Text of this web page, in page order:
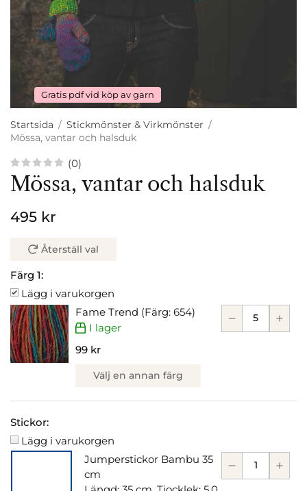
Gratis pdf vid köp av garn
Startsida / Stickmönster & Virkmönster /
Mössa, vantar och halsduk
(0)
Mössa, vantar och halsduk
495 kr
Återställ val
Färg 1:
Lägg i varukorgen
Fame Trend (Färg: 654)
I lager
99 kr
Välj en annan färg
Stickor:
Lägg i varukorgen
Jumperstickor Bambu 35
cm